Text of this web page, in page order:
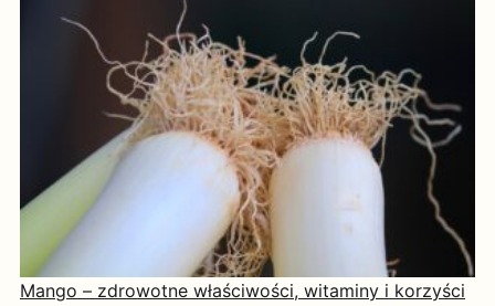
Mango – zdrowotne właściwości, witaminy i korzyści